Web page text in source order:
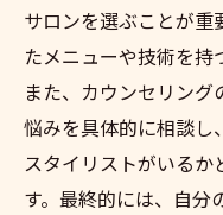
サロンを選ぶことが重
たメニューや技術を持
また、カウンセリン
悩みを具体的に相談し
スタイリストがいるか
す。最終的には、自分